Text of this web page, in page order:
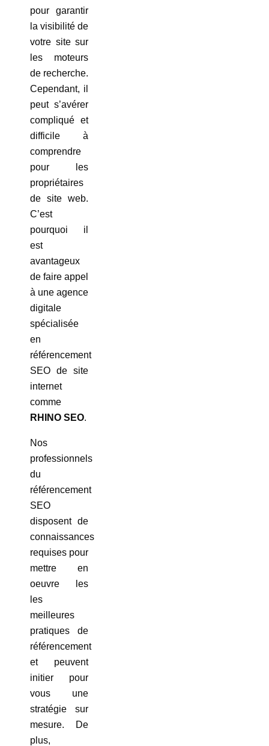
pour garantir
la visibilité de
votre site sur
les moteurs
de recherche.
Cependant, il
peut s’avérer
compliqué et
difficile à
comprendre
pour les
propriétaires
de site web.
C’est
pourquoi il
est
avantageux
de faire appel
à une agence
digitale
spécialisée
en
référencement
SEO de site
internet
comme
RHINO SEO.
Nos
professionnels
du
référencement
SEO
disposent de
connaissances
requises pour
mettre en
oeuvre les
les
meilleures
pratiques de
référencement
et peuvent
initier pour
vous une
stratégie sur
mesure. De
plus,